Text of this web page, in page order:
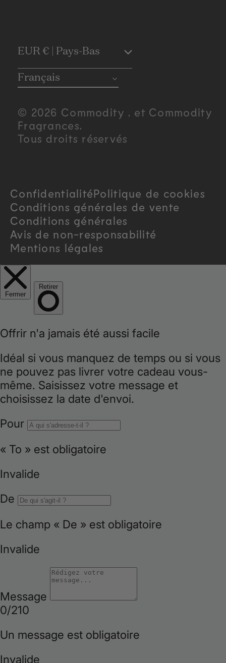
C
o
u
n
y
/
r
e
g
o
n
EUR € | Pays-Bas
Français
© 2026 Commodity . et Commodity
Fragrances.
Tous droits réservés
ConfidentialitéPolitique de cookies
Conditions générales de vente
Conditions générales
Avis de non-responsabilité
Mentions légales